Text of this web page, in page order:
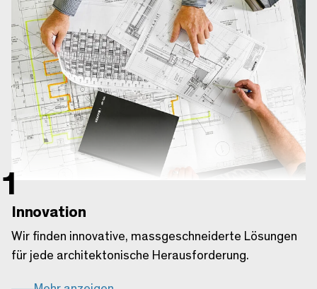
Innovation
Wir finden innovative, massgeschneiderte Lösungen
für jede architektonische Herausforderung.